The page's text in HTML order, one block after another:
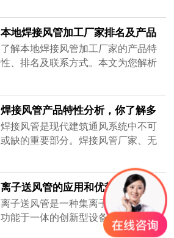
品特性。
本地焊接风管加工厂家排名及产品
特性详解
了解本地焊接风管加工厂家的产品特
性、排名及联系方式。本文为您解析
焊接风管产品特性分析，你了解多
少？
焊接风管是现代建筑通风系统中不可
或缺的重要部分。焊接风管厂家、无
钢焊接风管等多个厂家的产品在市场
上备受青睐。
离子送风管的应用和优势-[大世界]
离子送风管是一种集离子净化和送风
功能于一体的创新型设备，应用于以